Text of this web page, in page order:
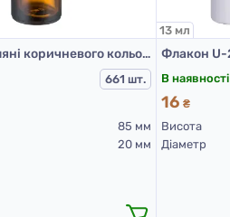
Флакони скляні коричневого кольору для косметичних засобів, 10 мл (метал. кулька, кришка золотого кольору)
661 шт.
85 мм
20 мм
13 мл
В наявності
16 ₴
Висота
Діаметр